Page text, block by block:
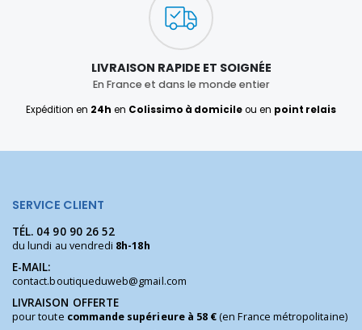
LIVRAISON RAPIDE ET SOIGNÉE
En France et dans le monde entier
Expédition en 24h en Colissimo à domicileou en point relais
SERVICE CLIENT
TÉL. 04 90 90 26 52
du lundi au vendredi 8h-18h
E-MAIL:
contact.boutiqueduweb@gmail.com
LIVRAISON OFFERTE
pour toute commande supérieure à 58 €(en France métropolitaine)